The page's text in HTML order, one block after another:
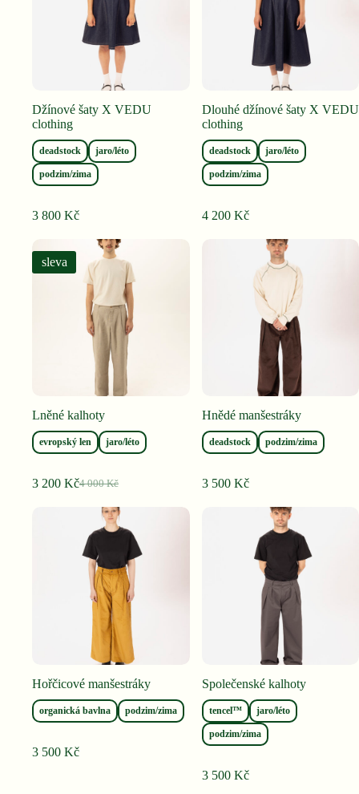
Džínové šaty X VEDU
clothing
deadstock jaro/léto
podzim/zima
3 800 Kč
Dlouhé džínové šaty X VEDU
clothing
deadstock jaro/léto
podzim/zima
4 200 Kč
sleva
Lněné kalhoty
evropský len jaro/léto
4 000Kč
Původní
000 Kč.
3 200 KčAktuální
200 Kč.
Hnědé manšestráky
deadstock podzim/zima
3 500 Kč
Hořčicové manšestráky
organická bavlna podzim/zima
3 500 Kč
Společenské kalhoty
tencel™ jaro/léto
podzim/zima
3 500 Kč